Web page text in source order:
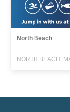
North Beach
NORTH BEACH,